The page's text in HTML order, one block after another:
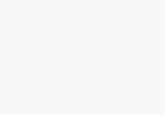
khi sử dụng các công cụ tài